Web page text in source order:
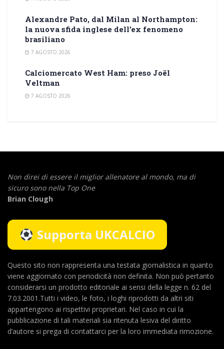
Alexandre Pato, dal Milan al Northampton:
la nuova sfida inglese dell’ex fenomeno
brasiliano
7 AGOSTO 2026
Calciomercato West Ham: preso Joël
Veltman
7 AGOSTO 2026
Non direi di essere il miglior allenatore al mondo, ma di
sicuro sono nella Top One
Brian Clough
Supporta UKCALCIO
Questo sito non rappresenta una testata giornalistica in quanto
viene aggiornato con periodicità non definita. Non può pertanto
considerarsi un prodotto editoriale ai sensi della legge n. 62 del
7.03.2001.Tutti i video, le foto, i loghi riprodotti da altri siti
appartengono ai rispettivi proprietari. Nel caso in cui la
pubblicazione di tali materiali sia ritenuta lesiva del diritto
d’autore si prega di contattarci per la loro immediata rimozione.